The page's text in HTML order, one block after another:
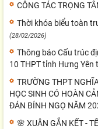
CÔNG TÁC TRỌNG
Thời khóa biểu toàn
(28/02/2026)
Thông báo Cấu trúc
10 THPT tỉnh Hưng
TRƯỜNG THPT
HỌC SINH CÓ HOÀN
ĐÁN BÍNH NGỌ NĂM
🌸 XUÂN GẮN KẾT -